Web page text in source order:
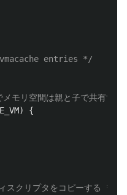
entries */
モリ空間は親と子で共有す
)
{
スクリプタをコピーする */